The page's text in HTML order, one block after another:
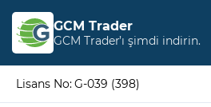
GCM Trader
GCM Trader’ı şimdi indirin.
Lisans No: G-039 (398)